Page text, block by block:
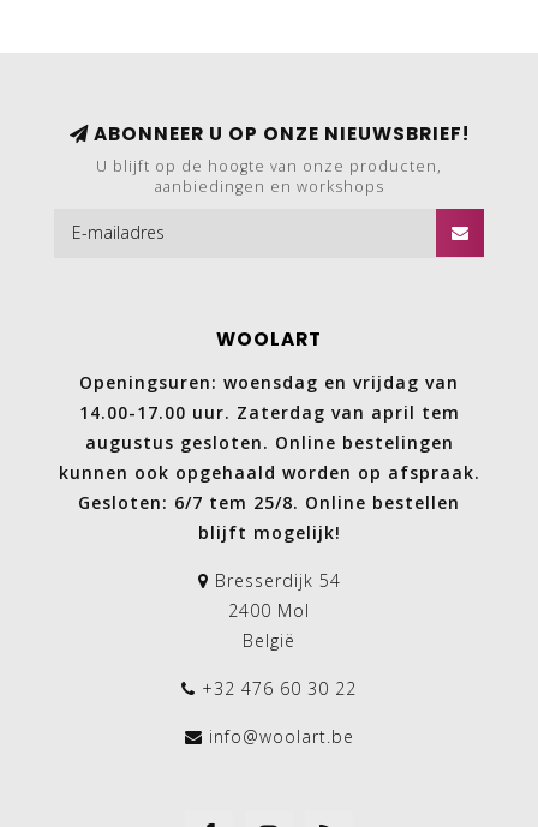
ABONNEER U OP ONZE NIEUWSBRIEF!
U blijft op de hoogte van onze producten,
aanbiedingen en workshops
WOOLART
Openingsuren: woensdag en vrijdag van
14.00-17.00 uur. Zaterdag van april tem
augustus gesloten. Online bestelingen
kunnen ook opgehaald worden op afspraak.
Gesloten: 6/7 tem 25/8. Online bestellen
blijft mogelijk!
Bresserdijk 54
2400 Mol
België
+32 476 60 30 22
info@woolart.be